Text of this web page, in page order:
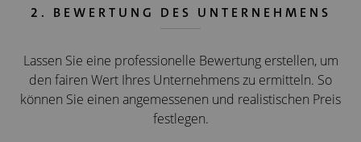
2. BEWERTUNG DES UNTERNEHMENS
Lassen Sie eine professionelle Bewertung erstellen, um
den fairen Wert Ihres Unternehmens zu ermitteln. So
können Sie einen angemessenen und realistischen Preis
festlegen.